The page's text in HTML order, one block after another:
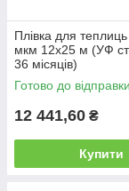
Плівка для
мкм 12х25 м (УФ
36 місяців)
Готово до відправки
12 441,60 ₴
Купити